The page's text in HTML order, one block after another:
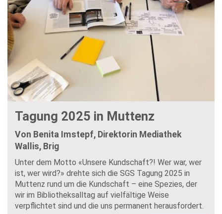
Tagung 2025 in Muttenz
Von Benita Imstepf, Direktorin Mediathek
Wallis, Brig
Unter dem Motto «Unsere Kundschaft?! Wer war, wer
ist, wer wird?» drehte sich die SGS Tagung 2025 in
Muttenz rund um die Kundschaft – eine Spezies, der
wir im Bibliotheksalltag auf vielfältige Weise
verpflichtet sind und die uns permanent herausfordert.